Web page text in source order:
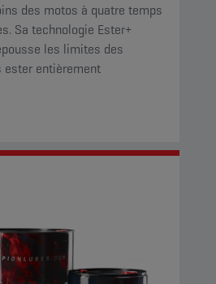
des motos à quatre temps
Sa technologie Ester+
les limites des
ester entièrement